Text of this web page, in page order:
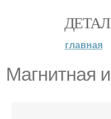
главная
Магнитная